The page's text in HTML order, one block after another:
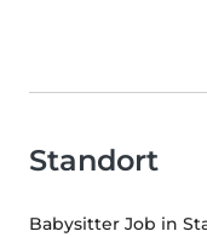
Standort
Babysitter Job in